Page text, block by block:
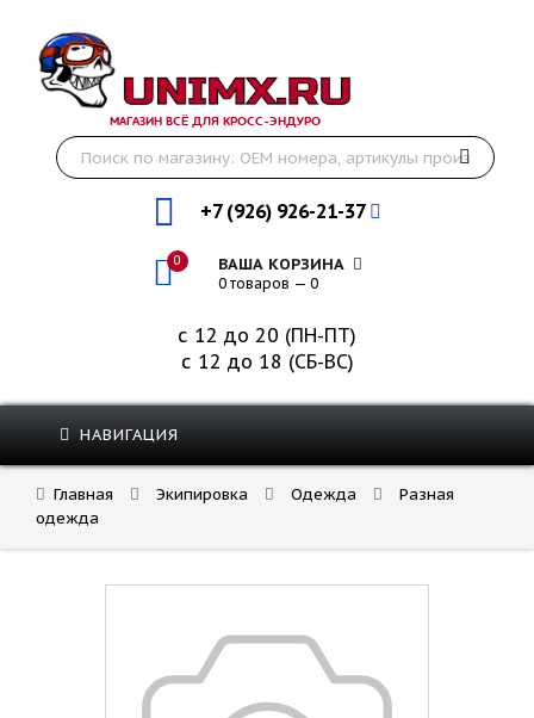
МАГАЗИН ВСЁ ДЛЯ КРОСС-ЭНДУРО
+7 (926) 926-21-37
0 ВАША КОРЗИНА
0 товаров — 0
с 12 до 20 (ПН-ПТ)
с 12 до 18 (СБ-ВС)
НАВИГАЦИЯ
Главная Экипировка Одежда
Разная
одежда